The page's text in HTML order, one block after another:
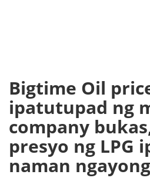
Bigtime Oil
ipatutupad ng
company
presyo ng LPG
naman